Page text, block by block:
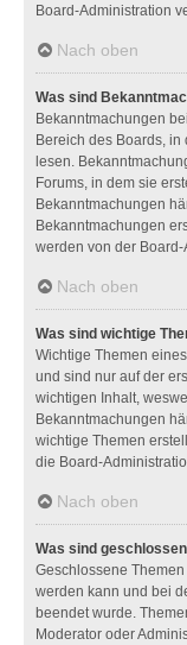
Board-Administration
Nach oben
Was sind
Bekanntmachungen
Bereich des Boards, in
lesen.
Forums, in dem sie
Bekanntmachungen
Bekanntmachungen
werden von der Board-
Nach oben
Was sind wichtige
Wichtige Themen
und sind nur auf der
wichtigen Inhalt,
Bekanntmachungen
wichtige Themen
die Board-
Nach oben
Was sind
Geschlossene
werden kann und bei
beendet wurde.
Moderator oder